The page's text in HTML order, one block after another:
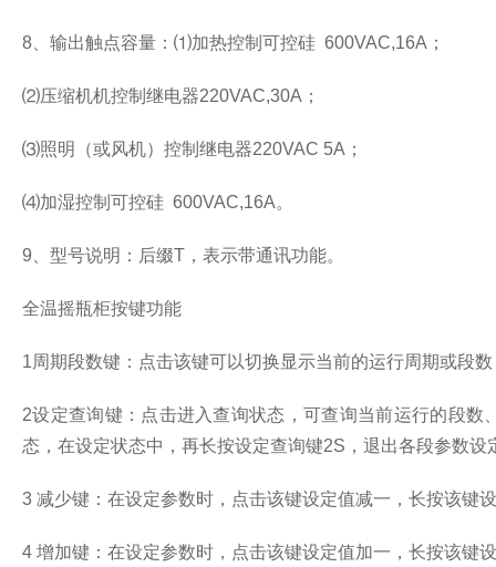
8、输出触点容量：⑴加热控制可控硅 600VAC,16A；
⑵压缩机机控制继电器220VAC,30A；
⑶照明（或风机）控制继电器220VAC 5A；
⑷加湿控制可控硅 600VAC,16A。
9、型号说明：后缀T，表示带通讯功能。
全温摇瓶柜按键功能
1周期段数键：点击该键可以切换显示当前的运行周期或段
2设定查询键：点击进入查询状态，可查询当前运行的段
态，在设定状态中，再长按设定查询键2S，退出各段参数
3 减少键：在设定参数时，点击该键设定值减一，长按该键
4 增加键：在设定参数时，点击该键设定值加一，长按该键